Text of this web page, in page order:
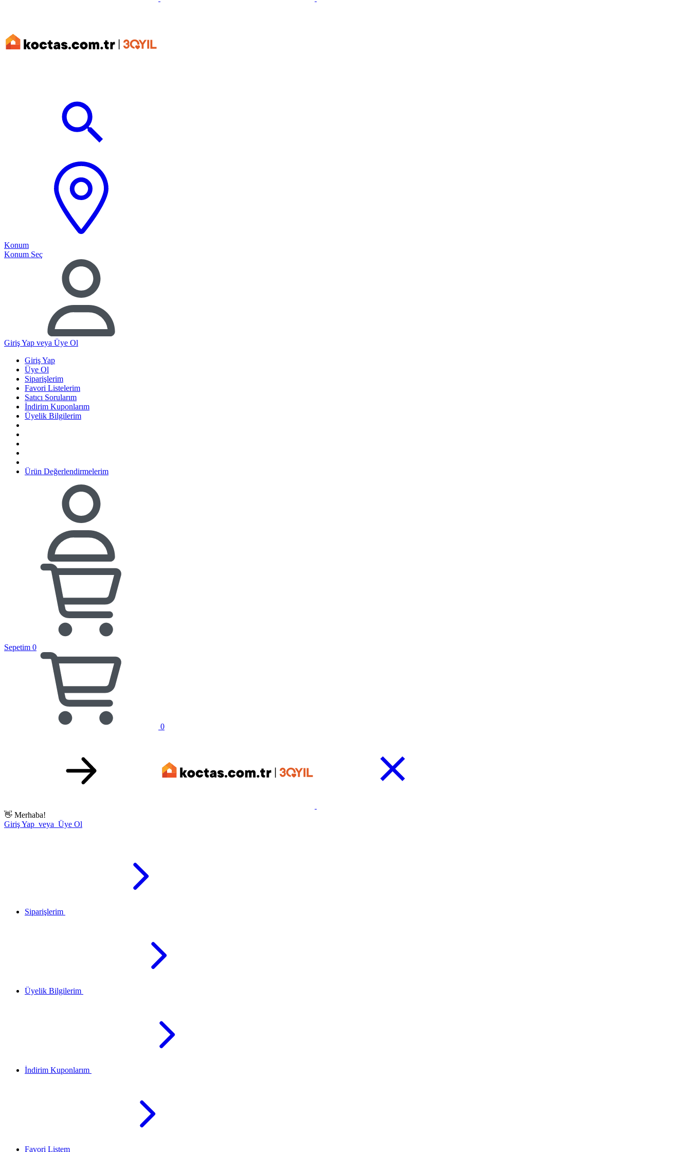
Konum
Konum Seç
Giriş Yap veya Üye Ol
Giriş Yap
Üye Ol
Siparişlerim
Favori Listelerim
Satıcı Sorularım
İndirim Kuponlarım
Üyelik Bilgilerim
Ürün Değerlendirmelerim
Sepetim 0
0
👋 Merhaba!
Giriş Yap veya Üye Ol
Siparişlerim
Üyelik Bilgilerim
İndirim Kuponlarım
Favori Listem